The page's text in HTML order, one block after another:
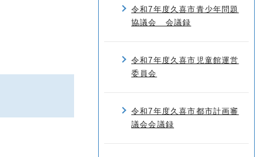
令和7年度久喜市青少年問題
協議会 会議録
令和7年度久喜市児童館運営
委員会
令和7年度久喜市都市計画審
議会会議録